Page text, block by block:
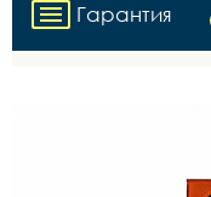
Гарантия